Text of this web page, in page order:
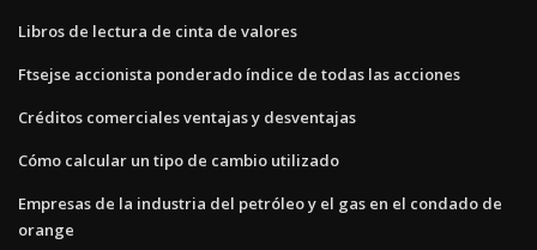
Libros de lectura de cinta de valores
Ftsejse accionista ponderado índice de todas las acciones
Créditos comerciales ventajas y desventajas
Cómo calcular un tipo de cambio utilizado
Empresas de la industria del petróleo y el gas en el condado de
orange